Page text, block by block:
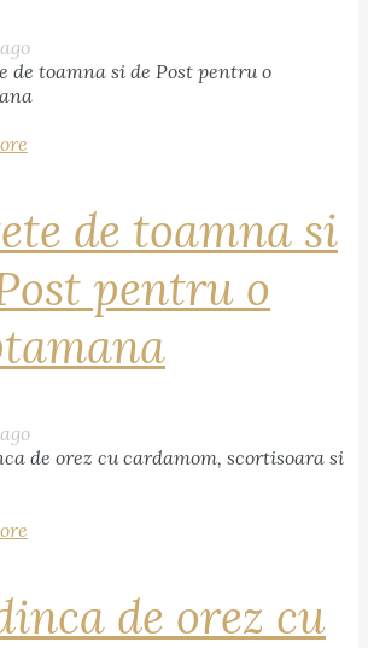
de toamna si
pentru o
de orez cu